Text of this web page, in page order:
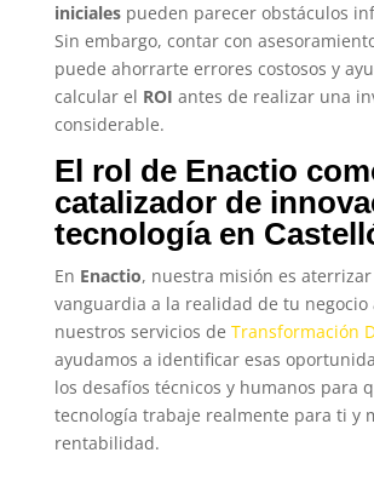
inicialespueden parecer obstáculos
Sin embargo, contar con
puede ahorrarte errores costosos y
calcular el ROI antes de realizar una
considerable.
El rol de Enactio
catalizador de
tecnología en
En Enactio, nuestra misión es
vanguardia a la realidad de tu negocio
nuestros servicios de Transformación
ayudamos a identificar esas
los desafíos técnicos y humanos para
tecnología trabaje realmente para ti y
rentabilidad.